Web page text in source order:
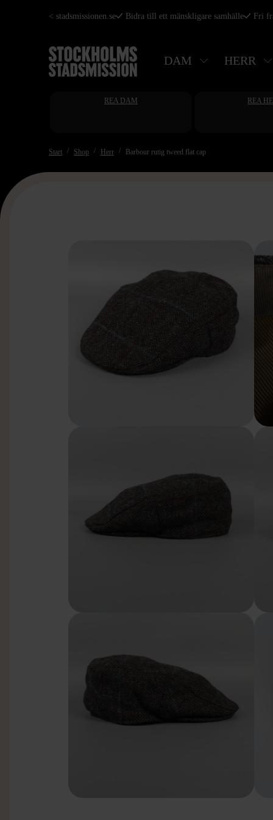
Hoppa
huvudinnehåll
< stadsmissionen.se Bidra till ett mänskligare samhälle Fri
DAM HERR
REA DAM REA
Start Shop Herr Barbour rutig tweed flat cap